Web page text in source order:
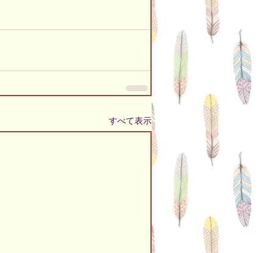
すべて表示